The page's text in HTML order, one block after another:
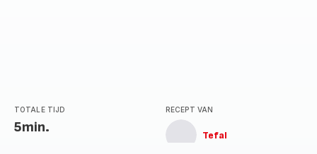
TOTALE TIJD
5min.
RECEPT VAN
Tefal